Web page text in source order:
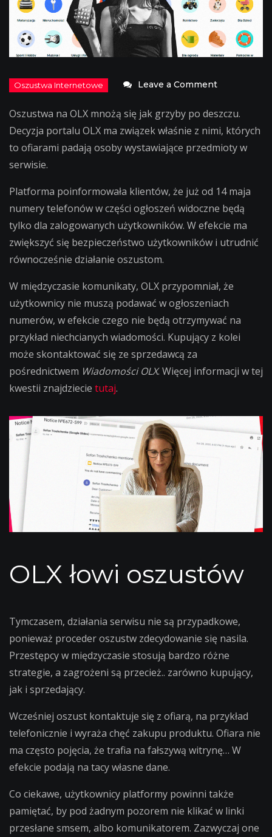
Leave a Commenton
reaguje
na
oszustwa!
Oszustwa na OLX mnożą się jak grzyby po deszczu.
Decyzja portalu OLX ma związek właśnie z nimi, których
to ofiarami padają osoby wystawiające przedmioty w
serwisie.
Platforma poinformowała klientów, że już od 14 maja
numery telefonów w części ogłoszeń widoczne będą
tylko dla zalogowanych użytkowników. W efekcie ma
zwiększyć się bezpieczeństwo użytkowników i utrudnić
równocześnie działanie oszustom.
W międzyczasie komunikaty, OLX przypomniał, że
użytkownicy nie muszą podawać w ogłoszeniach
numerów, w efekcie czego nie będą otrzymywać na
przykład niechcianych wiadomości. Kupujący z kolei
może skontaktować się ze sprzedawcą za
pośrednictwem Wiadomości OLX. Więcej informacji w tej
kwestii znajdziecie tutaj.
OLX łowi oszustów
Tymczasem, działania serwisu nie są przypadkowe,
ponieważ proceder oszustw zdecydowanie się nasila.
Przestępcy w międzyczasie stosują bardzo różne
strategie, a zagrożeni są przecież.. zarówno kupujący,
jak i sprzedający.
Wcześniej oszust kontaktuje się z ofiarą, na przykład
telefonicznie i wyraża chęć zakupu produktu. Ofiara nie
ma często pojęcia, że trafia na fałszywą witrynę… W
efekcie podają na tacy własne dane.
Co ciekawe, użytkownicy platformy powinni także
pamiętać, by pod żadnym pozorem nie klikać w linki
przesłane smsem, albo komunikatorem. Zazwyczaj one